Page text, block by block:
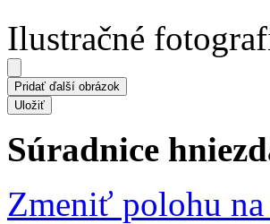
Ilustračné
Súradnice
Zmeniť polohu na